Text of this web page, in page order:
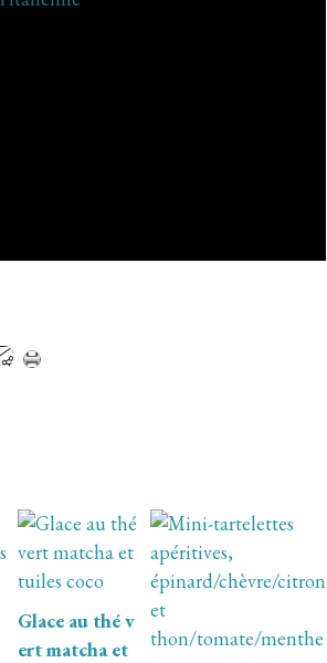
Glace au thé v
ert matcha et